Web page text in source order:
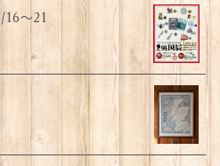
16～21